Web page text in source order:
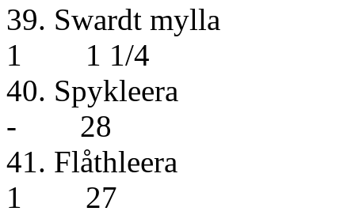
39.
1 1 1/4
40.
- 28
41.
1 27